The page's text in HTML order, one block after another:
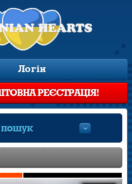
Логін
РЕЄСТРАЦІЯ!